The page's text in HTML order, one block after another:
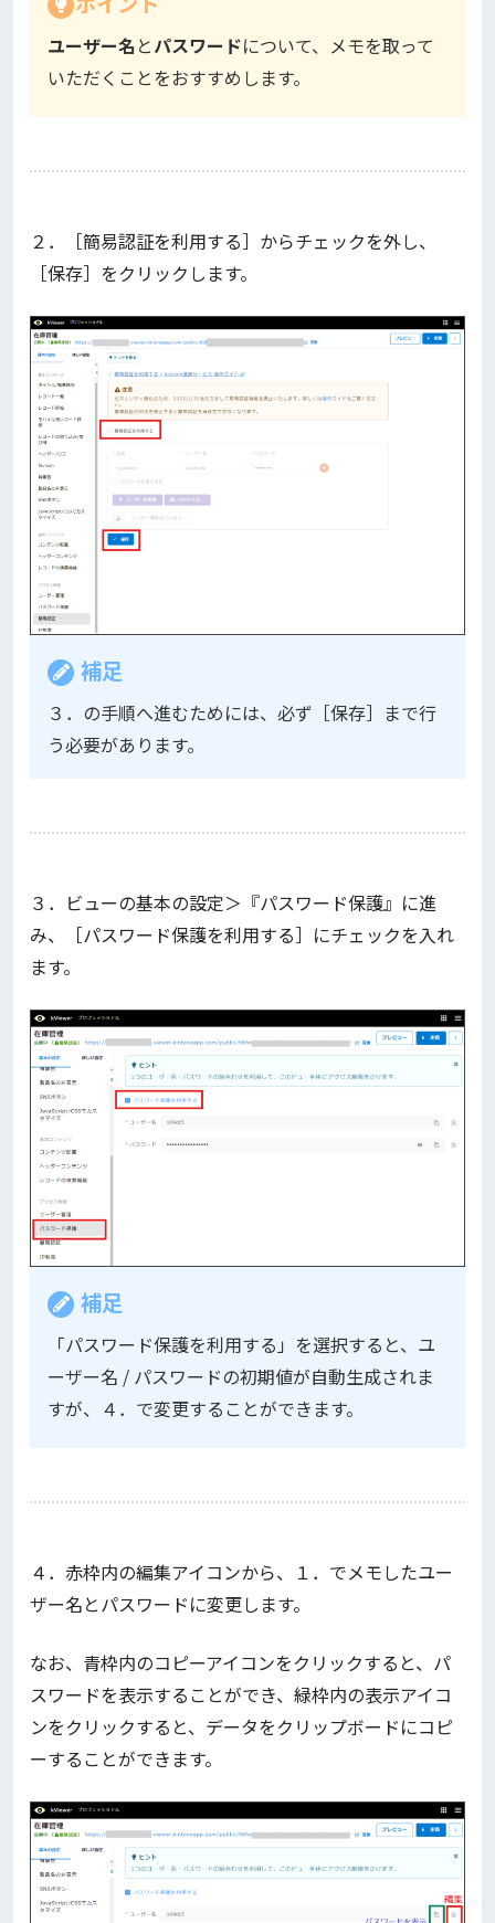
ユーザー名 とパスワードについて、メモを取って
いただくことをおすすめします。
２．［簡易認証を利用する］からチェックを外し、
［保存］をクリックします。
補足
３．の手順へ進むためには、必ず［保存］まで行
う必要があります。
３．ビューの基本の設定＞『パスワード保護』に進
み、［パスワード保護を利用する］にチェックを入れ
ます。
補足
「パスワード保護を利用する」を選択すると、ユ
ーザー名 / パスワードの初期値が自動生成されま
すが、４．で変更することができます。
４．赤枠内の編集アイコンから、１．でメモしたユー
ザー名とパスワードに変更します。
なお、青枠内のコピーアイコンをクリックすると、パ
スワードを表示することができ、緑枠内の表示アイコ
ンをクリックすると、データをクリップボードにコピ
ーすることができます。